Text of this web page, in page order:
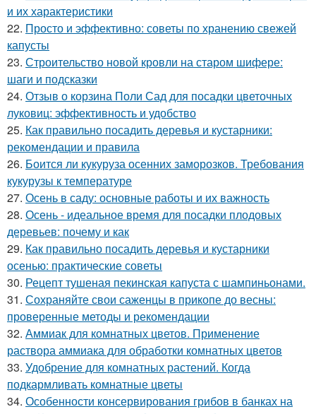
и их характеристики
22. Просто и эффективно: советы по хранению свежей
капусты
23. Строительство новой кровли на старом шифере:
шаги и подсказки
24. Отзыв о корзина Поли Сад для посадки цветочных
луковиц: эффективность и удобство
25. Как правильно посадить деревья и кустарники:
рекомендации и правила
26. Боится ли кукуруза осенних заморозков. Требования
кукурузы к температуре
27. Осень в саду: основные работы и их важность
28. Осень - идеальное время для посадки плодовых
деревьев: почему и как
29. Как правильно посадить деревья и кустарники
осенью: практические советы
30. Рецепт тушеная пекинская капуста с шампиньонами.
31. Сохраняйте свои саженцы в прикопе до весны:
проверенные методы и рекомендации
32. Аммиак для комнатных цветов. Применение
раствора аммиака для обработки комнатных цветов
33. Удобрение для комнатных растений. Когда
подкармливать комнатные цветы
34. Особенности консервирования грибов в банках на